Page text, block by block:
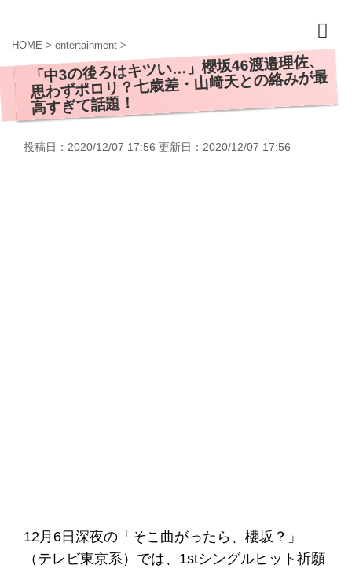
HOME > entertainment >
「中3の後ろはキツい…」櫻坂46渡邉理佐、
思わずポロリ？七歳差・山﨑天との絡みが最
高すぎて話題！
投稿日：2020/12/07 17:56 更新日： 2020/12/07 17:56
12月6日深夜の「そこ曲がったら、櫻坂？」
（テレビ東京系）では、1stシングルヒット祈願